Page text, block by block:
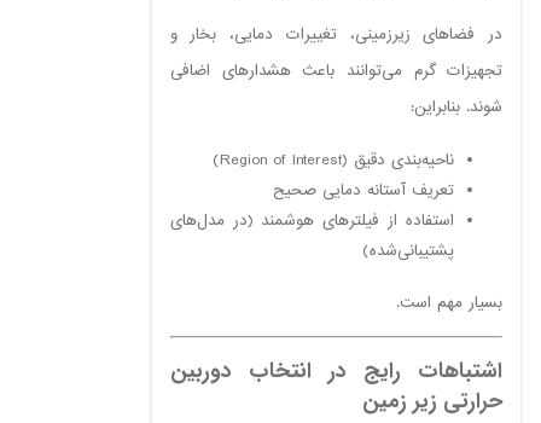
در فضاهای زیرزمینی، تغییرات دمایی، بخار و
تجهیزات گرم می‌توانند باعث هشدارهای اضافی
شوند. بنابراین:
ناحیه‌بندی دقیق (Region of Interest)
تعریف آستانه دمایی صحیح
استفاده از فیلترهای هوشمند (در مدل‌های
پشتیبانی‌شده)
بسیار مهم است.
اشتباهات رایج در انتخاب دوربین
حرارتی زیر زمین